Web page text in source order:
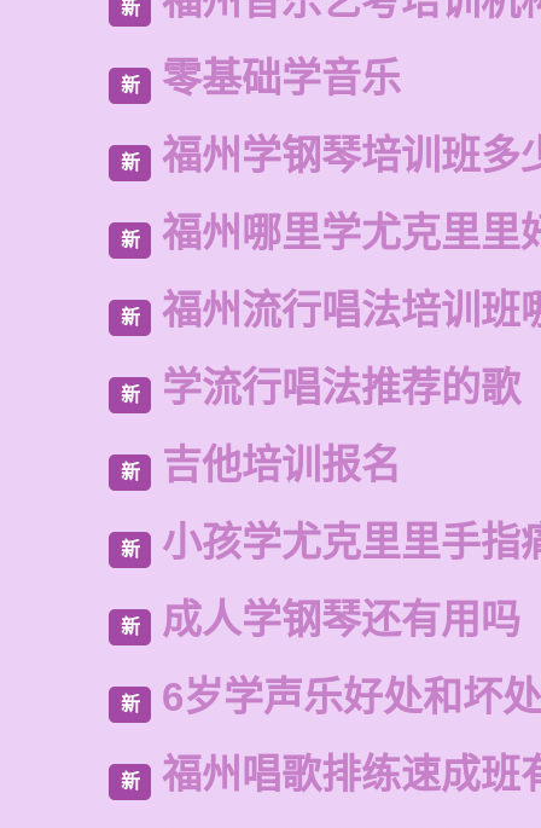
新
新 零基础学音乐
新 福州学钢琴培训班多
新 福州哪里学尤克里里
新 福州流行唱法培训班
新 学流行唱法推荐的歌
新 吉他培训报名
新 小孩学尤克里里手指
新 成人学钢琴还有用吗
新 6岁学声乐好处和坏处
新 福州唱歌排练速成班